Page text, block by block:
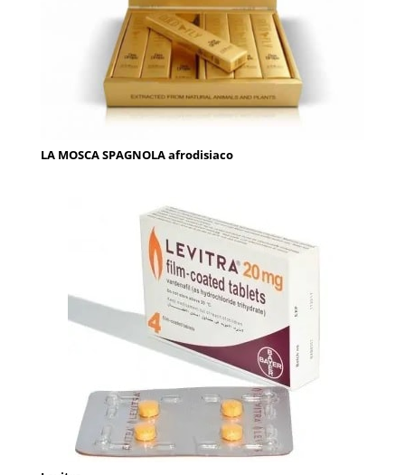
LA MOSCA SPAGNOLA afrodisiaco